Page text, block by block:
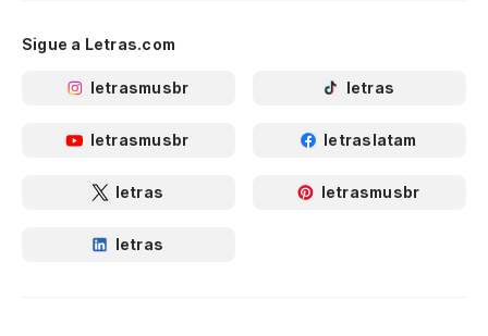
Sigue a Letras.com
letrasmusbr letras
letrasmusbr letraslatam
letras letrasmusbr
letras